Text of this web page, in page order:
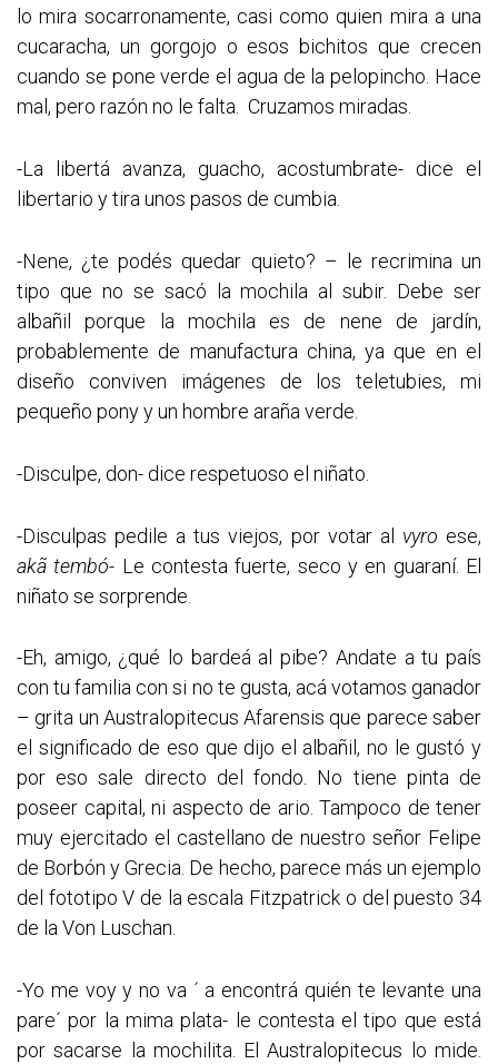
lo mira socarronamente, casi como quien mira a una
cucaracha, un gorgojo o esos bichitos que crecen
cuando se pone verde el agua de la pelopincho. Hace
mal, pero razón no le falta. Cruzamos miradas.
-La libertá avanza, guacho, acostumbrate- dice el
libertario y tira unos pasos de cumbia.
-Nene, ¿te podés quedar quieto? – le recrimina un
tipo que no se sacó la mochila al subir. Debe ser
albañil porque la mochila es de nene de jardín,
probablemente de manufactura china, ya que en el
diseño conviven imágenes de los teletubies, mi
pequeño pony y un hombre araña verde.
-Disculpe, don- dice respetuoso el niñato.
-Disculpas pedile a tus viejos, por votar al vyro ese,
akã tembó- Le contesta fuerte, seco y en guaraní. El
niñato se sorprende.
-Eh, amigo, ¿qué lo bardeá al pibe? Andate a tu país
con tu familia con si no te gusta, acá votamos ganador
– grita un Australopitecus Afarensis que parece saber
el significado de eso que dijo el albañil, no le gustó y
por eso sale directo del fondo. No tiene pinta de
poseer capital, ni aspecto de ario. Tampoco de tener
muy ejercitado el castellano de nuestro señor Felipe
de Borbón y Grecia. De hecho, parece más un ejemplo
del fototipo V de la escala Fitzpatrick o del puesto 34
de la Von Luschan.
-Yo me voy y no va ´ a encontrá quién te levante una
pare´ por la mima plata- le contesta el tipo que está
por sacarse la mochilita. El Australopitecus lo mide.